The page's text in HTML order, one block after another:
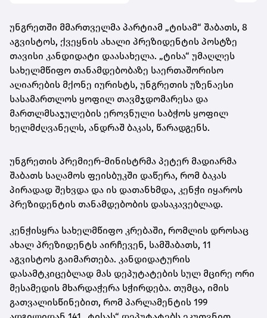
უნგრეთში მმართველმა პარტიამ „ტისამ“ შაბათს, 8
აგვისტოს, ქვეყნის ახალი პრეზიდენტის პოსტზე
თავისი კანდიდატი დაასახელა. „ტისა“ უმაღლეს
სახელმწიფო თანამდებობაზე საერთაშორისო
აღიარების მქონე იურისტს, უნგრეთის უზენაესი
სასამართლოს ყოფილ თავმჯდომარესა და
მართლმსაჯულების ეროვნული საბჭოს ყოფილ
ხელმძღვანელს, ანდრაშ ბაკას, წარადგენს.
უნგრეთის პრემიერ-მინისტრმა პეტერ მადიარმა
შაბათს საღამოს ფეისბუკში დაწერა, რომ ბაკას
პირადად შეხვდა და ის დათანხმდა, კენჭი იყაროს
პრეზიდენტის თანამდებობის დასაკავებლად.
კენჭისყრა სახელმწიფო კრებაში, რომლის დროსაც
ახალ პრეზიდენტს აირჩევენ, სამშაბათს, 11
აგვისტოს გაიმართება. კანდიდატურის
დასამტკიცებლად მას დეპუტატების სულ მცირე ორი
მესამედის მხარდაჭერა სჭირდება. თუმცა, იმის
გათვალისწინებით, რომ პარლამენტის 199